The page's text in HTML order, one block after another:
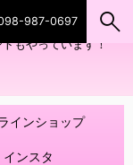
987-0697
ライトを使ったデザ
もやっています！
インショップ
インスタ